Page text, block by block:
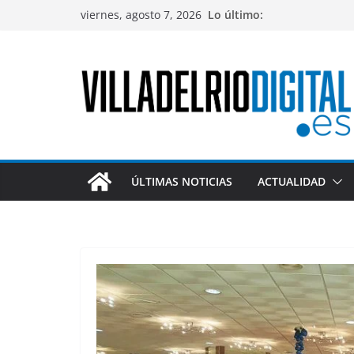
viernes, agosto 7, 2026 Lo último:
ÚLTIMAS NOTICIAS ACTUALIDAD